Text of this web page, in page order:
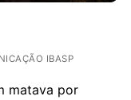
IBASP
matava por